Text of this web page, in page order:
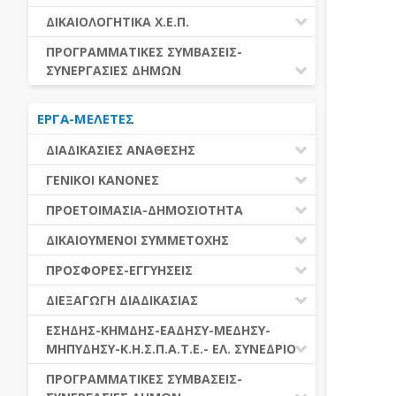
ΕΚΤΕΛΕΣΗ ΥΠΗΡΕΣΙΩΝ
ΕΚΤΕΛΕΣΗ ΠΡΟΜΗΘΕΙΩΝ
ΕΑΑΔΗΣΥ
ΕΑΔΗΣΥ
ΕΛ.ΣΥΝΕΔΡΙΟ
ΕΣΗΔΗΣ
ΔΙΚΑΙΟΛΟΓΗΤΙΚΑ Χ.Ε.Π.
ΔΙΚΑΙΟΛΟΓΗΤΙΚΑ Χ.Ε.Π.
ΠΡΟΓΡΑΜΜΑΤΙΚΕΣ ΣΥΜΒΑΣΕΙΣ-
ΣΥΝΕΡΓΑΣΙΕΣ ΔΗΜΩΝ
ΔΙΕΘΝΕΣ ΚΑΙ ΕΥΡΩΠΑΙΚΟ ΕΠΙΠΕΔΟ
ΠΡΟΓΡΑΜΜΑΤΙΚΕΣ ΣΥΜΒΑΣΕΙΣ
ΕΡΓΑ-ΜΕΛΕΤΕΣ
ΔΙΑΔΙΚΑΣΙΕΣ ΑΝΑΘΕΣΗΣ
ΔΙΑΔΙΚΑΣΙΕΣ ΑΝΑΘΕΣΗΣ
ΣΥΓΚΕΝΤΡΩΤΙΚΕΣ ΔΙΑΔΙΚΑΣΙΕΣ
ΑΝΑΘΕΣΗΣ
ΠΙΝΑΚΕΣ ΔΗΜΟΣΝΕΤ
ΓΕΝΙΚΟΙ ΚΑΝΟΝΕΣ
ΠΕΔΙΟ ΕΦΑΡΜΟΓΗΣ-ΕΝΑΡΞΗ ΙΣΧΥΟΣ
ΗΛΕΚΤΡΟΝΙΚΑ ΜΕΣΑ
ΓΕΝΙΚΕΣ ΑΡΧΕΣ ΚΑΙ ΚΑΝΟΝΕΣ
ΑΞΙΑ ΣΥΜΒΑΣΗΣ
ΕΙΔΗ ΣΥΜΒΑΣΕΩΝ
ΔΙΑΦΟΡΑ
ΠΡΟΕΤΟΙΜΑΣΙΑ-ΔΗΜΟΣΙΟΤΗΤΑ
ΓΝΩΜΟΔΟΤΙΚΑ ΟΡΓΑΝΑ-ΕΠΙΤΡΟΠΕΣ
ΠΡΟΕΤΟΙΜΑΣΙΑ
ΕΓΓΡΑΦΑ ΤΗΣ ΣΥΜΒΑΣΗΣ
ΔΗΜΟΣΙΕΥΣΕΙΣ
ΕΝΑΡΞΗ-ΠΡΟΘΕΣΜΙΕΣ
ΔΙΚΑΙΟΥΜΕΝΟΙ ΣΥΜΜΕΤΟΧΗΣ
ΔΙΚΑΙΟΥΜΕΝΟΙ ΣΥΜΜΕΤΟΧΗΣ
ΚΡΙΤΗΡΙΑ ΕΠΙΛΟΓΗΣ
ΛΟΓΟΙ ΑΠΟΚΛΕΙΣΜΟΥ
ΔΙΚΑΙΟΛΟΓΗΤΙΚΑ ΛΟΓΩΝ
ΑΠΟΚΛΕΙΣΜΟΥ & ΚΡΙΤΗΡΙΩΝ
ΕΠΙΛΟΓΗΣ
ΕΕΕΣ
ΠΡΟΣΦΟΡΕΣ-ΕΓΓΥΗΣΕΙΣ
ΕΓΓΥΗΣΕΙΣ
ΠΡΟΣΦΟΡΕΣ
ΔΙΕΞΑΓΩΓΗ ΔΙΑΔΙΚΑΣΙΑΣ
ΑΞΙΟΛΟΓΗΣΗ ΚΑΙ ΑΝΑΘΕΣΗ
ΑΠΟΤΕΛΕΣΜΑ ΔΙΑΔΙΚΑΣΙΑΣ
ΠΡΟΣΦΥΓΕΣ-ΕΝΣΤΑΣΕΙΣ
ΕΣΗΔΗΣ-ΚΗΜΔΗΣ-ΕΑΔΗΣΥ-ΜΕΔΗΣΥ-
ΜΗΠΥΔΗΣΥ-Κ.Η.Σ.Π.Α.Τ.Ε.- ΕΛ. ΣΥΝΕΔΡΙΟ
ΕΑΑΔΗΣΥ
ΠΡΟΓΡΑΜΜΑΤΙΚΕΣ ΣΥΜΒΑΣΕΙΣ-